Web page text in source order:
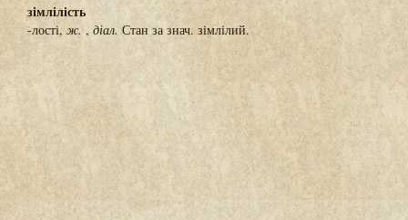
зімлілість
-лості, ж. , діал. Стан за знач. зімлілий.